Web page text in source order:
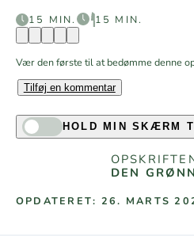
15 MIN. 15 MIN.
Vær den første til at bedømme denne
Tilføj en kommentar
HOLD MIN SKÆRM
DEN
OPDATERET: 26. MARTS